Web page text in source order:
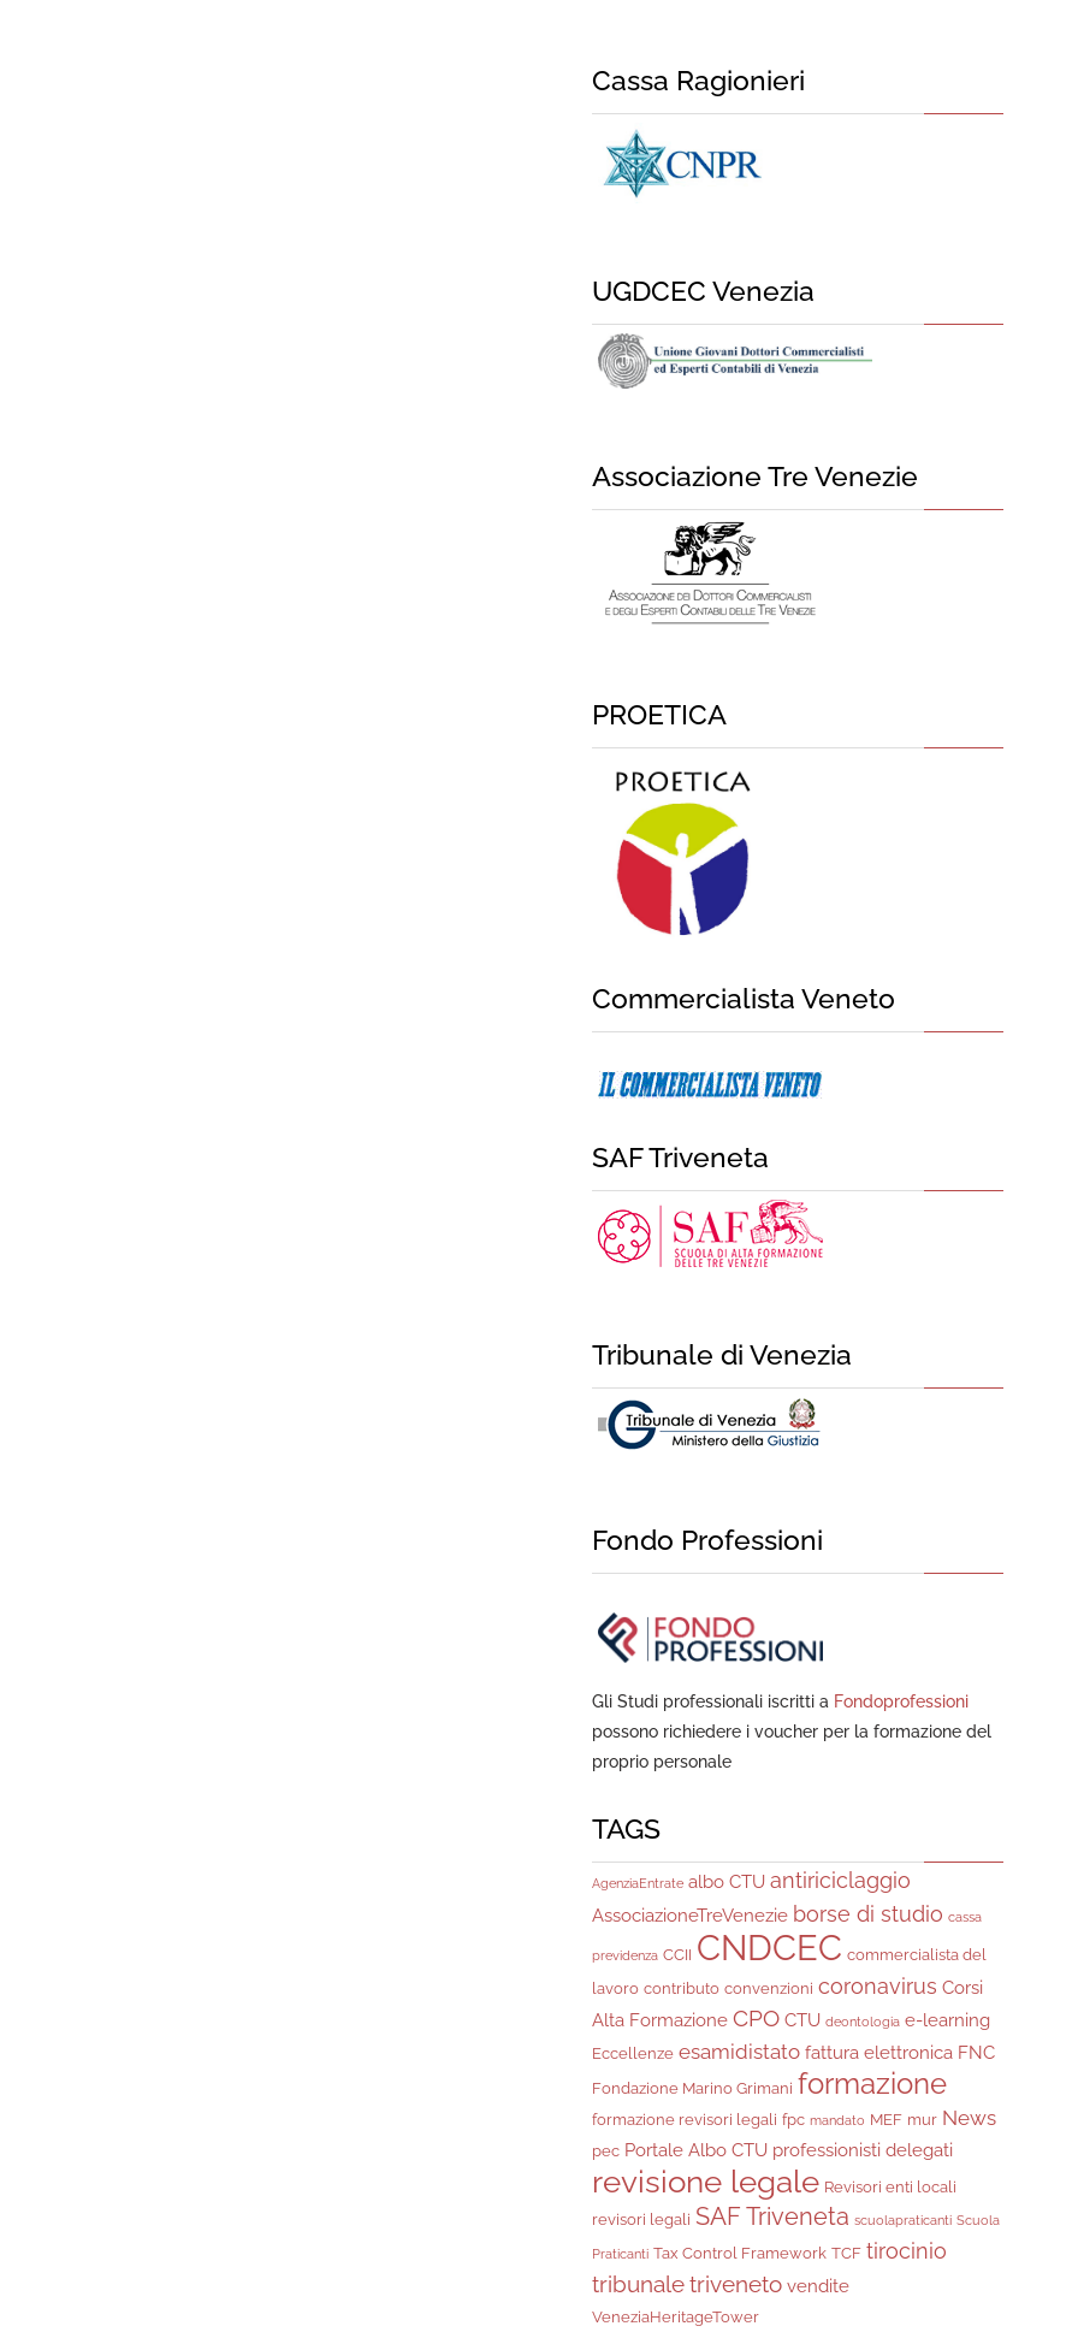
Cassa Ragionieri
UGDCEC Venezia
Associazione Tre Venezie
PROETICA
Commercialista Veneto
SAF Triveneta
Tribunale di Venezia
Fondo Professioni
Gli Studi professionali iscritti a Fondoprofessioni
possono richiedere i voucher per la formazione del
proprio personale
TAGS
AgenziaEntrate albo CTU antiriciclaggio
AssociazioneTreVenezie borse di studio cassa
previdenza CCII CNDCEC commercialista del
lavoro contributo convenzioni coronavirus Corsi
Alta Formazione CPO CTU deontologia e-learning
Eccellenze esamidistato fattura elettronica FNC
Fondazione Marino Grimani formazione
formazione revisori legali fpc mandato MEF mur News
pec Portale Albo CTU professionisti delegati
revisione legale Revisori enti locali
revisori legali SAF Triveneta scuolapraticanti Scuola
Praticanti Tax Control Framework TCF tirocinio
tribunale triveneto vendite
VeneziaHeritageTower